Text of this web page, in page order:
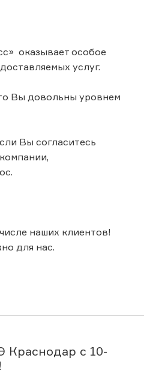
оказывает особое
услуг.
Вы довольны уровнем
Вы согласитесь
наших клиентов!
для нас.
Краснодар с 10-